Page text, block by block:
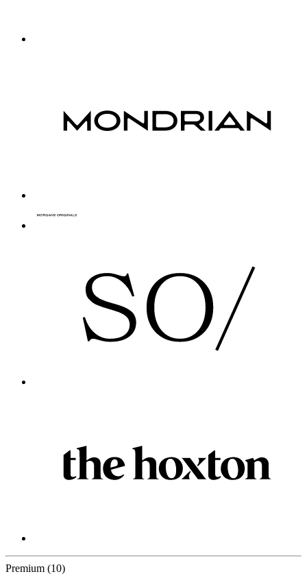
Premium 10 Partners
(10)